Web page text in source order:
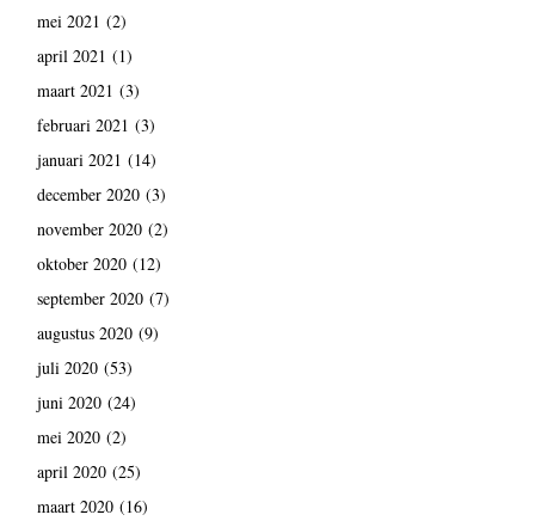
mei 2021 (2)
april 2021 (1)
maart 2021 (3)
februari 2021 (3)
januari 2021 (14)
december 2020(3)
november 2020(2)
oktober 2020(12)
september 2020(7)
augustus 2020(9)
juli 2020(53)
juni 2020(24)
mei 2020(2)
april 2020(25)
maart 2020(16)